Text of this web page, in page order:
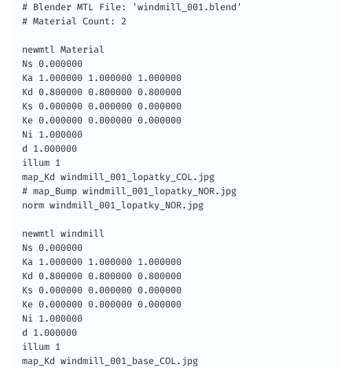
# Blender MTL File: 'windmill_001.blend'
# Material Count: 2
newmtl Material
Ns 0.000000
Ka 1.000000 1.000000 1.000000
Kd 0.800000 0.800000 0.800000
Ks 0.000000 0.000000 0.000000
Ke 0.000000 0.000000 0.000000
Ni 1.000000
d 1.000000
illum 1
map_Kd windmill_001_lopatky_COL.jpg
# map_Bump windmill_001_lopatky_NOR.jpg
norm windmill_001_lopatky_NOR.jpg
newmtl windmill
Ns 0.000000
Ka 1.000000 1.000000 1.000000
Kd 0.800000 0.800000 0.800000
Ks 0.000000 0.000000 0.000000
Ke 0.000000 0.000000 0.000000
Ni 1.000000
d 1.000000
illum 1
map_Kd windmill_001_base_COL.jpg